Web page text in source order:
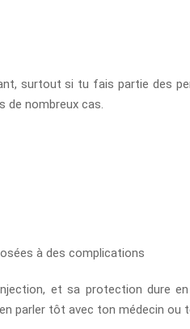
surtout si tu fais partie des
nombreux cas.
à des complications
et sa protection dure
parler tôt avec ton médecin ou